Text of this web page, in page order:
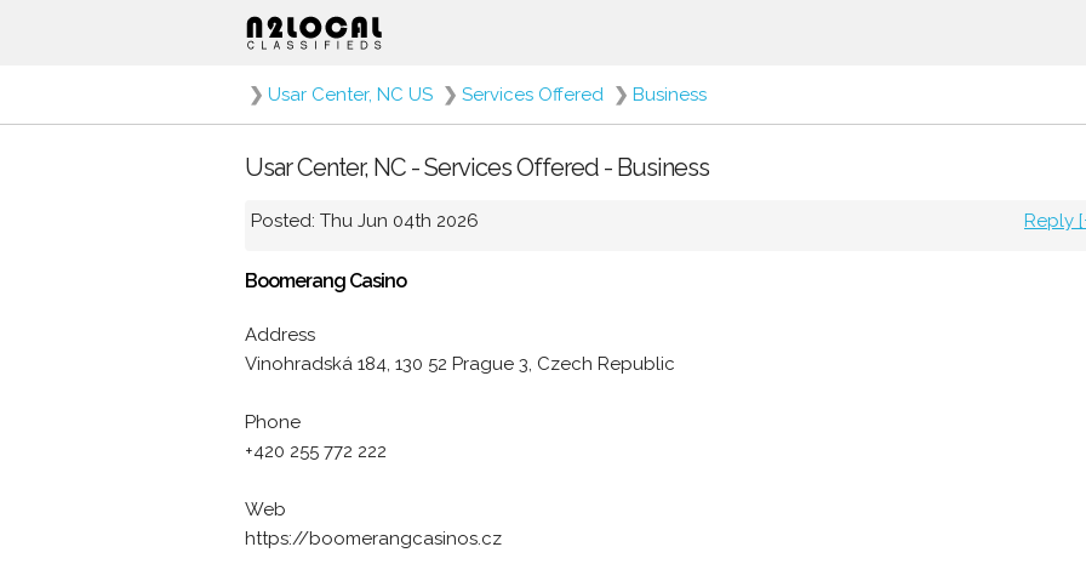
❯ Usar Center, NC US ❯ Services Offered ❯ Business
Usar Center, NC - Services Offered - Business
Posted: Thu Jun 04th 2026 Reply
Boomerang Casino
Address
Vinohradská 184, 130 52 Prague 3, Czech Republic
Phone
+420 255 772 222
Web
https://boomerangcasinos.cz